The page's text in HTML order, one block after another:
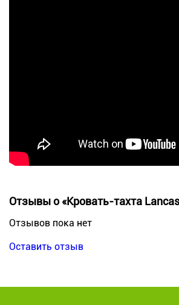
Отзывы о «Кровать-тахта
Отзывов пока нет
Оставить отзыв